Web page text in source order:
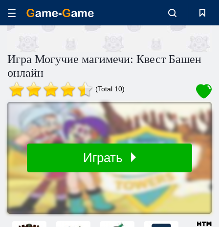
Игра Могучие магимечи: Квест Башен
онлайн
(Total 10)
Играть